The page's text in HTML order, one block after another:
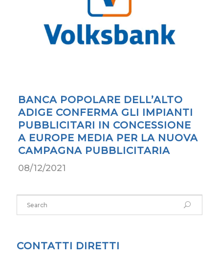
BANCA POPOLARE DELL’ALTO
ADIGE CONFERMA GLI IMPIANTI
PUBBLICITARI IN CONCESSIONE
A EUROPE MEDIA PER LA NUOVA
CAMPAGNA PUBBLICITARIA
08/12/2021
CONTATTI DIRETTI